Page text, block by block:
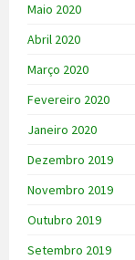
Maio 2020
Abril 2020
Março 2020
Fevereiro 2020
Janeiro 2020
Dezembro 2019
Novembro 2019
Outubro 2019
Setembro 2019